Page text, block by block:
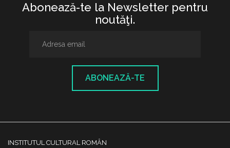
Abonează-te la Newsletter pentru
noutăţi.
ABONEAZĂ-TE
INSTITUTUL CULTURAL ROMÂN